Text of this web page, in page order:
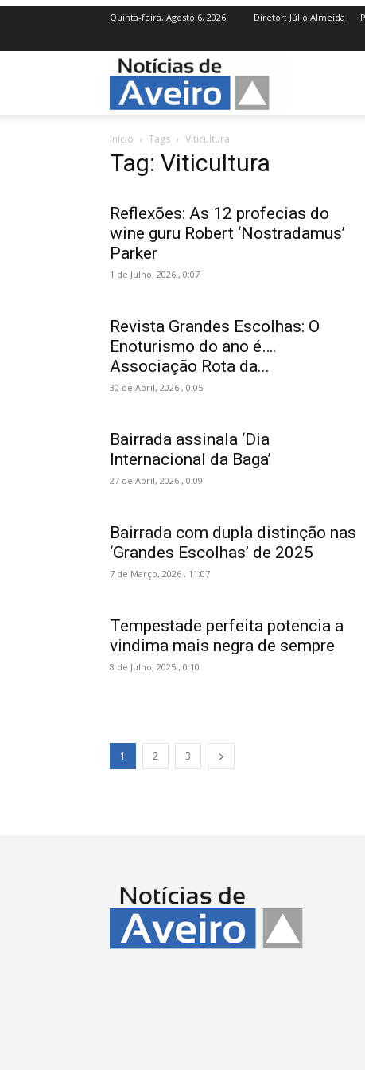
Quinta-feira, Agosto 6, 2026 Diretor: Júlio Almeida
Início Tags Viticultura
Tag: Viticultura
Reflexões: As 12 profecias do
wine guru Robert ‘Nostradamus’
Parker
1 de Julho, 2026 , 0:07
Revista Grandes Escolhas: O
Enoturismo do ano é….
Associação Rota da...
30 de Abril, 2026 , 0:05
Bairrada assinala ‘Dia
Internacional da Baga’
27 de Abril, 2026 , 0:09
Bairrada com dupla distinção nas
‘Grandes Escolhas’ de 2025
7 de Março, 2026 , 11:07
Tempestade perfeita potencia a
vindima mais negra de sempre
8 de Julho, 2025 , 0:10
1 2 3